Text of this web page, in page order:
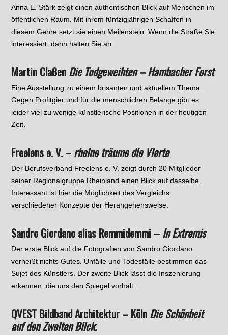
Anna E. Stärk zeigt einen authentischen Blick auf Menschen im
öffentlichen Raum. Mit ihrem fünfzigjährigen Schaffen in
diesem Genre setzt sie einen Meilenstein. Wenn die Straße Sie
interessiert, dann halten Sie an.
Martin ClaßenDie Todgeweihten – Hambacher Forst
Eine Ausstellung zu einem brisanten und aktuellem Thema.
Gegen Profitgier und für die menschlichen Belange gibt es
leider viel zu wenige künstlerische Positionen in der heutigen
Zeit.
Freelens e. V. –rheine träume die Vierte
Der Berufsverband Freelens e. V. zeigt durch 20 Mitglieder
seiner Regionalgruppe Rheinland einen Blick auf dasselbe.
Interessant ist hier die Möglichkeit des Vergleichs
verschiedener Konzepte der Herangehensweise.
Sandro Giordano alias Remmidemmi –In Extremis
Der erste Blick auf die Fotografien von Sandro Giordano
verheißt nichts Gutes. Unfälle und Todesfälle bestimmen das
Sujet des Künstlers. Der zweite Blick lässt die Inszenierung
erkennen, die uns den Spiegel vorhält.
QVEST Bildband Architektur – KölnDie Schönheit
auf den Zweiten Blick.